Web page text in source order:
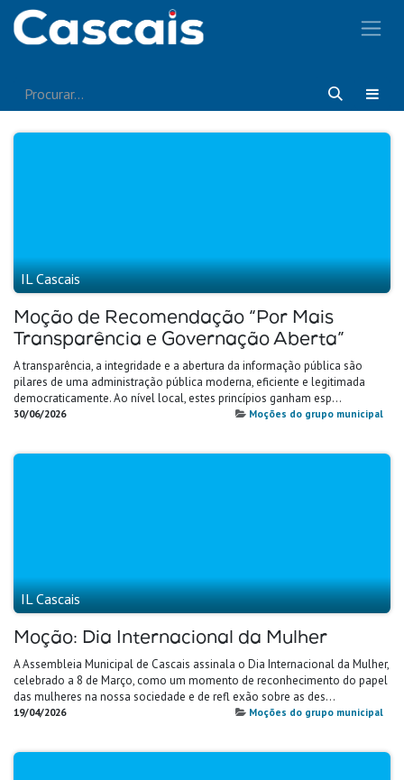
Pular para o conteúdo
IL Cascais
Moção de Recomendação “Por Mais
Transparência e Governação Aberta”
A transparência, a integridade e a abertura da informação pública são
pilares de uma administração pública moderna, eficiente e legitimada
democraticamente. Ao nível local, estes princípios ganham esp...
30/06/2026 Moções do grupo municipal
IL Cascais
Moção: Dia Internacional da Mulher
A Assembleia Municipal de Cascais assinala o Dia Internacional da Mulher,
celebrado a 8 de Março, como um momento de reconhecimento do papel
das mulheres na nossa sociedade e de refl exão sobre as des...
19/04/2026 Moções do grupo municipal